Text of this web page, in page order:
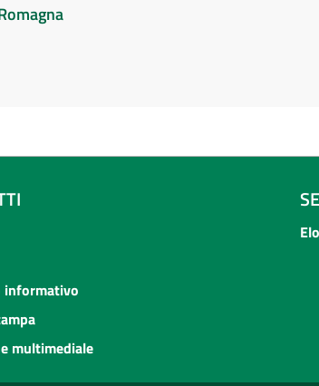
informativo
multimediale